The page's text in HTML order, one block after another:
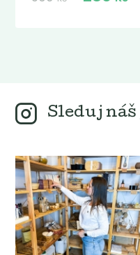
Sleduj náš